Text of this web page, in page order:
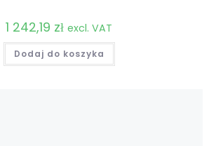
1 242,19 zł excl. VAT
Dodaj do koszyka